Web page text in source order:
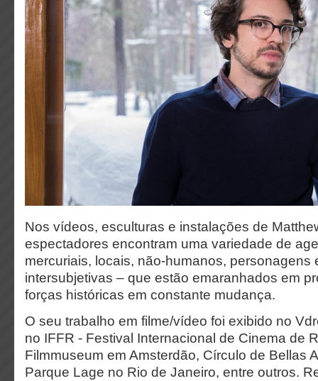
Nos vídeos, esculturas e instalações de
espectadores encontram uma variedade de
mercuriais, locais, não-humanos, personagens
intersubjetivas – que estão emaranhados em
forças históricas em constante mudança.
O seu trabalho em filme/vídeo foi exibido no
no IFFR - Festival Internacional de Cinema de
Filmmuseum em Amsterdão, Círculo de Bellas
Parque Lage no Rio de Janeiro, entre outros.